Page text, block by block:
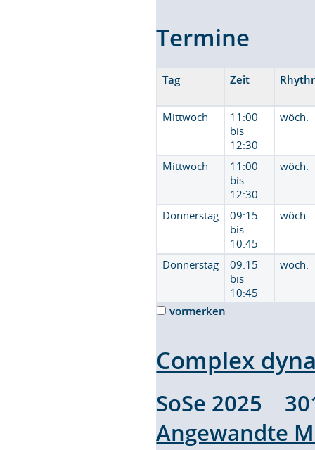
Termine
Tag Zeit
Mittwoch
11:00
bis
12:30
wöch.
Mittwoch
11:00
bis
12:30
wöch.
Donnerstag
09:15
bis
10:45
wöch.
Donnerstag
09:15
bis
10:45
wöch.
vormerken
Complex
SoSe 2025
Angewandte